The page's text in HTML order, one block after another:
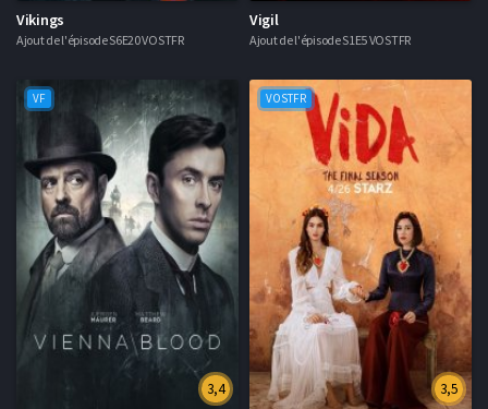
Vikings
Ajout de l'épisode S6E20 VOSTFR
Vigil
Ajout de l'épisode S1E5 VOSTFR
VF
3,4
VOSTFR
3,5